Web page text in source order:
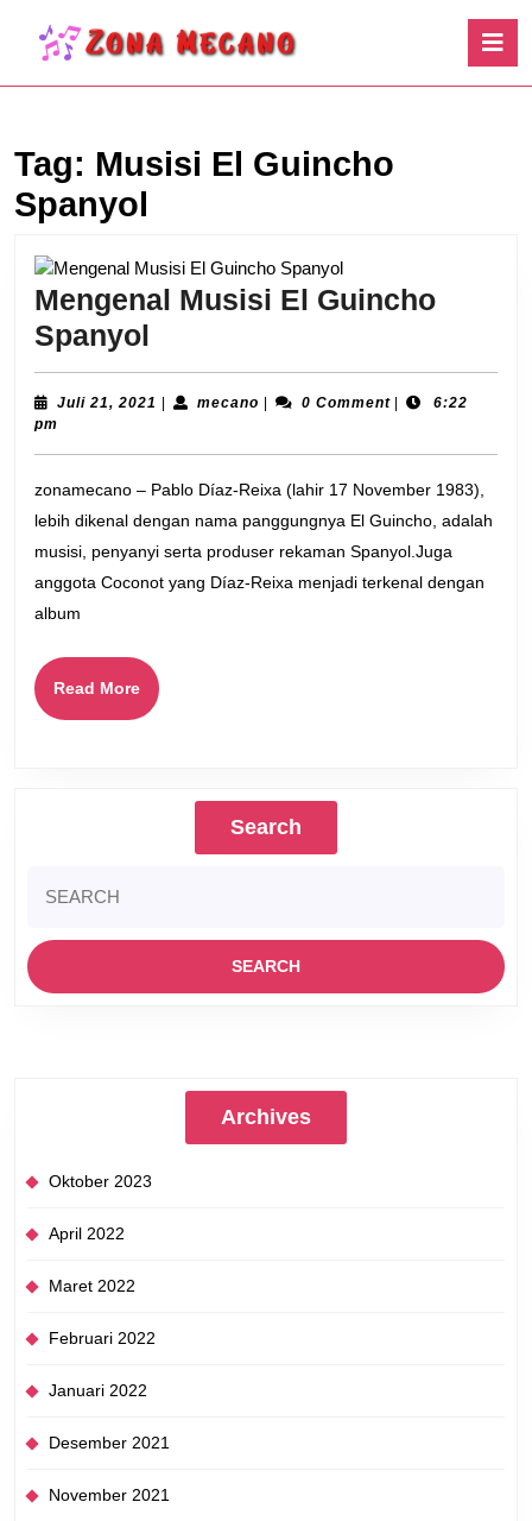
content
Tag: Musisi El Guincho
Spanyol
Mengenal Musisi El Guincho
Spanyol
Musisi
El
Spanyol
Juli 21, 2021 Juli
mecanomecano0 Comment
6:22
pm
zonamecano – Pablo Díaz-Reixa (lahir 17 November 1983),
lebih dikenal dengan nama panggungnya El Guincho, adalah
musisi, penyanyi serta produser rekaman Spanyol.Juga
anggota Coconot yang Díaz-Reixa menjadi terkenal dengan
album
Read MoreRead
More
Search
for:
Archives
Oktober 2023
April 2022
Maret 2022
Februari 2022
Januari 2022
Desember 2021
November 2021